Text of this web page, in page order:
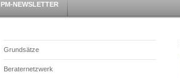
PM-NEWSLETTER
Grundsätze
Beraternetzwerk